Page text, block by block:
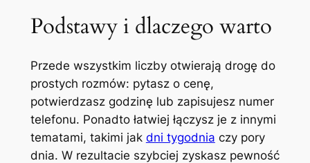
Podstawy i dlaczego warto
Przede wszystkim liczby otwierają drogę do
prostych rozmów: pytasz o cenę,
potwierdzasz godzinę lub zapisujesz numer
telefonu. Ponadto łatwiej łączysz je z innymi
tematami, takimi jak dni tygodnia czy pory
dnia. W rezultacie szybciej zyskasz pewność